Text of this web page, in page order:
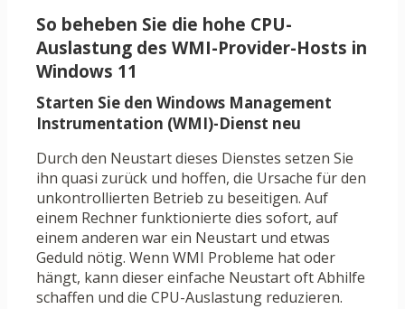
So beheben Sie die hohe CPU-
Auslastung des WMI-Provider-Hosts in
Windows 11
Starten Sie den Windows Management
Instrumentation (WMI)-Dienst neu
Durch den Neustart dieses Dienstes setzen Sie
ihn quasi zurück und hoffen, die Ursache für den
unkontrollierten Betrieb zu beseitigen. Auf
einem Rechner funktionierte dies sofort, auf
einem anderen war ein Neustart und etwas
Geduld nötig. Wenn WMI Probleme hat oder
hängt, kann dieser einfache Neustart oft Abhilfe
schaffen und die CPU-Auslastung reduzieren.